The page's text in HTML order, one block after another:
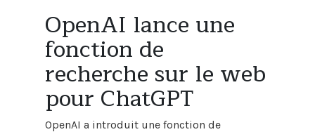
OpenAI lance une
fonction de
recherche sur le web
pour ChatGPT
OpenAI a introduit une fonction de